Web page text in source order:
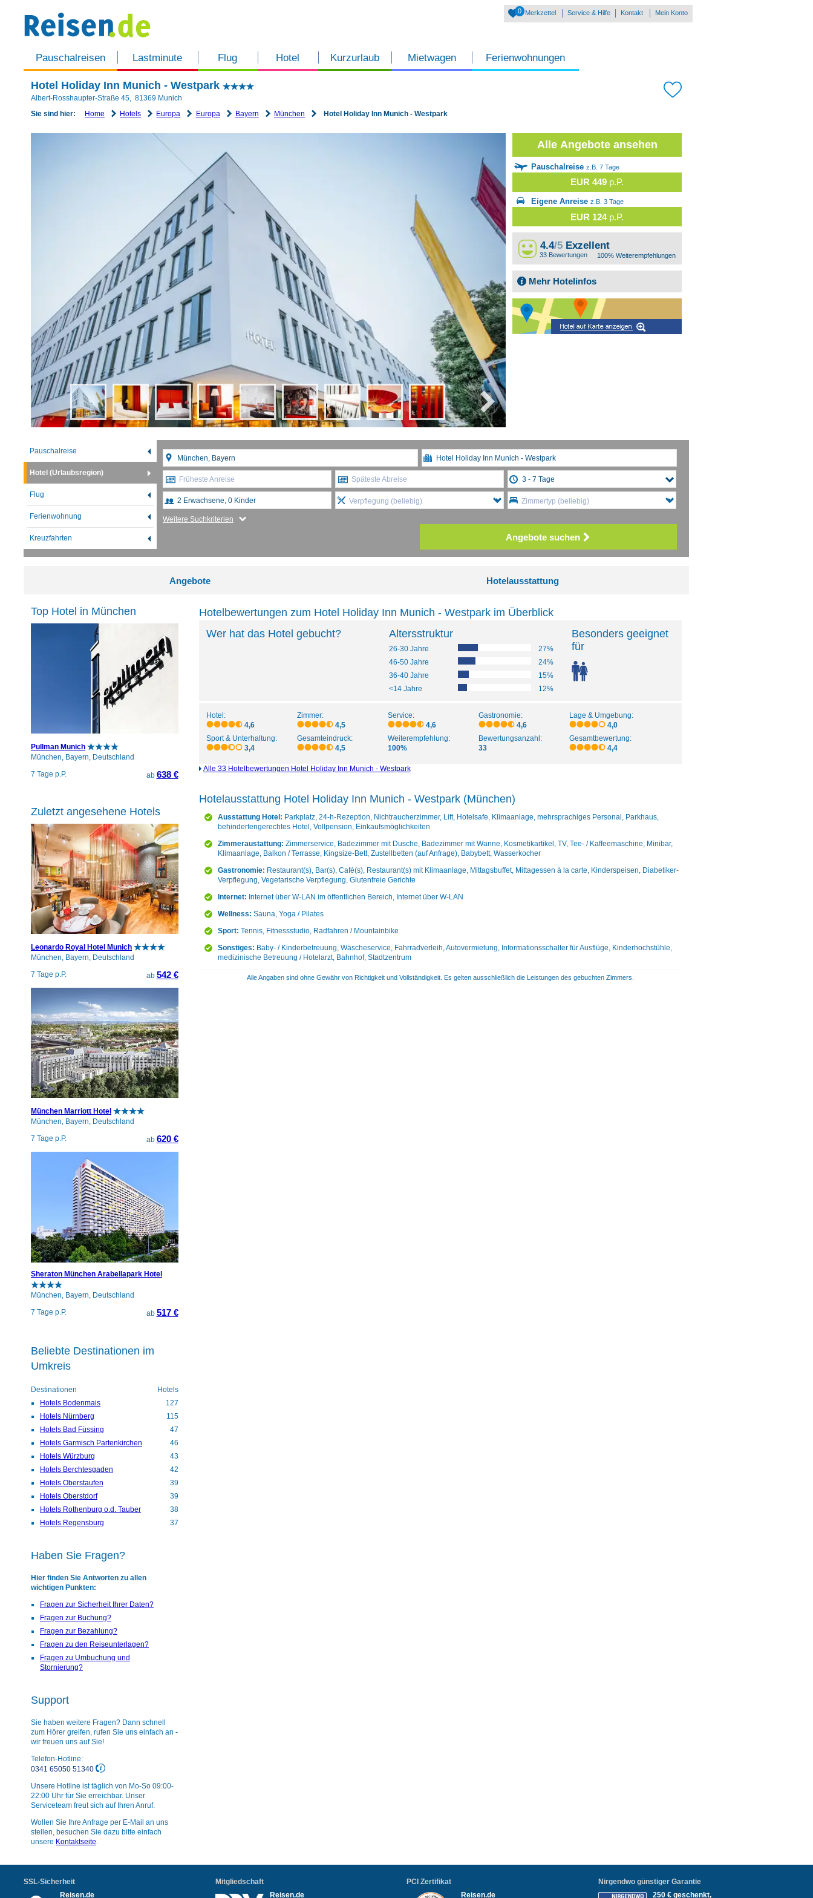
Pauschalreisen Lastminute Flug Hotel Kurzurlaub Mietwagen Ferienwohnungen
0 Merkzettel Service & Hilfe Kontakt Mein Konto
Hotel Holiday Inn Munich - Westpark
Albert-Rosshaupter-Straße 45, 81369 Munich
Sie sind hier:
Home Hotels Europa Europa Bayern München Hotel Holiday Inn Munich - Westpark
Alle Angebote ansehen
Pauschalreise z.B. 7 Tage
EUR 449 p.P.
Eigene Anreise z.B. 3 Tage
EUR 124 p.P.
4.4/5 Exzellent
33 Bewertungen 100% Weiterempfehlungen
Mehr Hotelinfos
Pauschalreise
Hotel (Urlaubsregion)
Flug
Ferienwohnung
Kreuzfahrten
Früheste Anreise Späteste Abreise
Verpflegung (beliebig) Zimmertyp (beliebig)
Weitere Suchkriterien
Angebote suchen
Angebote Hotelausstattung
Hotelbewertungen zum Hotel Holiday Inn Munich - Westpark im Überblick
Wer hat das Hotel gebucht?
Altersstruktur
26-30 Jahre
27%
46-50 Jahre
24%
36-40 Jahre
15%
<14 Jahre
12%
Besonders geeignet
für
Hotel:
4,6
Zimmer:
4,5
Service:
4,6
Gastronomie:
4,6
Lage & Umgebung:
4,0
Sport & Unterhaltung:
3,4
Gesamteindruck:
4,5
Weiterempfehlung:
100%
Bewertungsanzahl:
33
Gesamtbewertung:
4,4
Alle 33 Hotelbewertungen Hotel Holiday Inn Munich - Westpark
Hotelausstattung Hotel Holiday Inn Munich - Westpark (München)
Ausstattung Hotel: Parkplatz, 24-h-Rezeption, Nichtraucherzimmer, Lift, Hotelsafe, Klimaanlage, mehrsprachiges Personal, Parkhaus,
behindertengerechtes Hotel, Vollpension, Einkaufsmöglichkeiten
Zimmeraustattung: Zimmerservice, Badezimmer mit Dusche, Badezimmer mit Wanne, Kosmetikartikel, TV, Tee- / Kaffeemaschine, Minibar,
Klimaanlage, Balkon / Terrasse, Kingsize-Bett, Zustellbetten (auf Anfrage), Babybett, Wasserkocher
Gastronomie: Restaurant(s), Bar(s), Café(s), Restaurant(s) mit Klimaanlage, Mittagsbuffet, Mittagessen à la carte, Kinderspeisen, Diabetiker-
Verpflegung, Vegetarische Verpflegung, Glutenfreie Gerichte
Internet: Internet über W-LAN im öffentlichen Bereich, Internet über W-LAN
Wellness: Sauna, Yoga / Pilates
Sport: Tennis, Fitnessstudio, Radfahren / Mountainbike
Sonstiges: Baby- / Kinderbetreuung, Wäscheservice, Fahrradverleih, Autovermietung, Informationsschalter für Ausflüge, Kinderhochstühle,
medizinische Betreuung / Hotelarzt, Bahnhof, Stadtzentrum
Alle Angaben sind ohne Gewähr von Richtigkeit und Vollständigkeit. Es gelten ausschließlich die Leistungen des gebuchten Zimmers.
Top Hotel in München
Pullman Munich
München, Bayern, Deutschland
7 Tage p.P.
ab 638 €
Zuletzt angesehene Hotels
Leonardo Royal Hotel Munich
München, Bayern, Deutschland
7 Tage p.P.
ab 542 €
München Marriott Hotel
München, Bayern, Deutschland
7 Tage p.P.
ab 620 €
Sheraton München Arabellapark Hotel
München, Bayern, Deutschland
7 Tage p.P.
ab 517 €
Beliebte Destinationen im
Umkreis
Destinationen
Hotels
Hotels Bodenmais
127
Hotels Nürnberg
115
Hotels Bad Füssing
47
Hotels Garmisch Partenkirchen
46
Hotels Würzburg
43
Hotels Berchtesgaden
42
Hotels Oberstaufen
39
Hotels Oberstdorf
39
Hotels Rothenburg o.d. Tauber
38
Hotels Regensburg
37
Haben Sie Fragen?
Hier finden Sie Antworten zu allen
wichtigen Punkten:
Fragen zur Sicherheit Ihrer Daten?
Fragen zur Buchung?
Fragen zur Bezahlung?
Fragen zu den Reiseunterlagen?
Fragen zu Umbuchung und
Stornierung?
Support
Sie haben weitere Fragen? Dann schnell
zum Hörer greifen, rufen Sie uns einfach an -
wir freuen uns auf Sie!
Telefon-Hotline:
0341 65050 51340
Unsere Hotline ist täglich von Mo-So 09:00-
22:00 Uhr für Sie erreichbar. Unser
Serviceteam freut sich auf Ihren Anruf.
Wollen Sie Ihre Anfrage per E-Mail an uns
stellen, besuchen Sie dazu bitte einfach
unsere Kontaktseite.
SSL-Sicherheit
Reisen.de
Mitgliedschaft
Reisen.de
PCI Zertifikat
Reisen.de
Nirgendwo günstiger Garantie
250 € geschenkt,